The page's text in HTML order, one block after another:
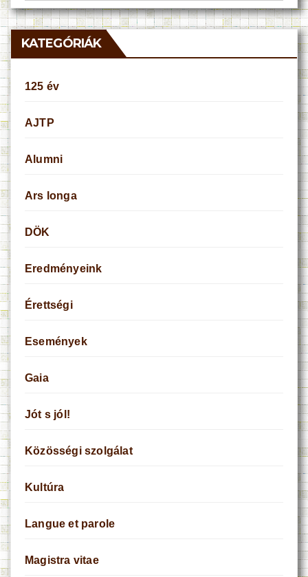
KATEGÓRIÁK
125 év
AJTP
Alumni
Ars longa
DÖK
Eredményeink
Érettségi
Események
Gaia
Jót s jól!
Közösségi szolgálat
Kultúra
Langue et parole
Magistra vitae